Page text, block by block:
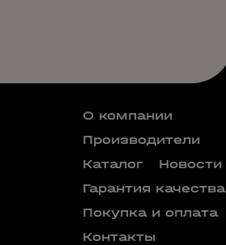
О компании
Производители
Каталог
Новости
Гарантия качества
Покупка и оплата
Контакты